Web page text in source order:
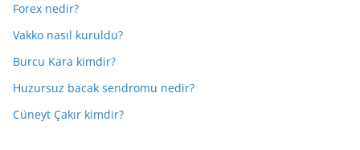
Forex nedir?
Vakko nasıl kuruldu?
Burcu Kara kimdir?
Huzursuz bacak sendromu nedir?
Cüneyt Çakır kimdir?